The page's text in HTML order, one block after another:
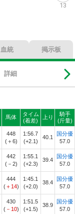
13
3-7-7-22
8%
26%
44%
血統 掲示板
詳細
馬体
タイム
(着差)
上り
騎手
(斤量)
448
(＋6)
1:56.7
(+2.1)
40.1
国分優
57.0
442
(－2)
1:55.1
(+2.3)
39.4
国分優
57.0
444
(＋14)
1:45.1
(+2.0)
38.4
国分優
57.0
430
(－10)
1:51.5
(+1.5)
38.9
国分優
57.0